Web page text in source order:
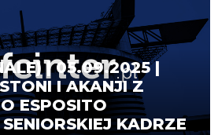
| 05.09.2025 |
I AKANJI Z
ESPOSITO
KADRZE